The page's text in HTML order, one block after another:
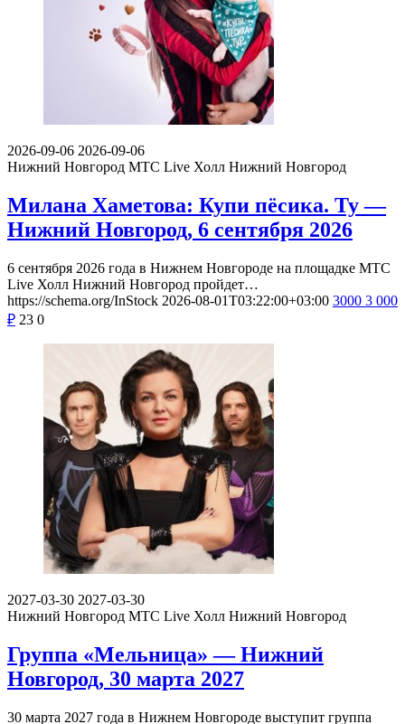
2026-09-06 2026-09-06
Нижний Новгород МТС Live Холл Нижний Новгород
Милана Хаметова: Купи пёсика. Ту —
Нижний Новгород, 6 сентября 2026
6 сентября 2026 года в Нижнем Новгороде на площадке МТС
Live Холл Нижний Новгород пройдет…
https://schema.org/InStock 2026-08-01T03:22:00+03:00 3000 3 000
₽ 23 0
2027-03-30 2027-03-30
Нижний Новгород МТС Live Холл Нижний Новгород
Группа «Мельница» — Нижний
Новгород, 30 марта 2027
30 марта 2027 года в Нижнем Новгороде выступит группа